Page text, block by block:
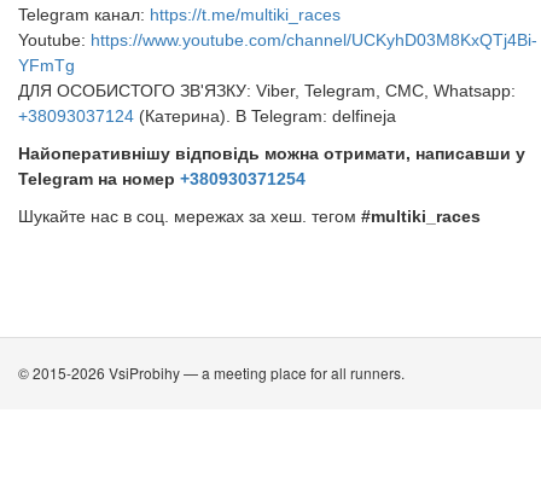
Telegram канал: https://t.me/multiki_races
Youtube: https://www.youtube.com/channel/UCKyhD03M8KxQTj4Bi-
YFmTg
ДЛЯ ОСОБИСТОГО ЗВ'ЯЗКУ: Viber, Telegram, СМС, Whatsapp:
+38093037124 (Катерина). В Telegram: delfineja
Найоперативнішу відповідь можна отримати, написавши у
Telegram на номер +380930371254
​​​​​​​Шукайте нас в соц. мережах за хеш. тегом #multiki_races
© 2015-2026 VsiProbihy — a meeting place for all runners.